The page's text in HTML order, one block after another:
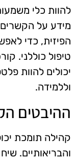
להוות כלי
מידע על הקשרים
הפיזית, כדי
טיפול כוללני.
יכולים להוות
וללמידה.
ההיבטים
קהילה תומכת
והבריאותיים.